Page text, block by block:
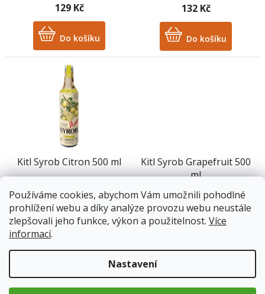
Používáme cookies, abychom Vám umožnili pohodlné
prohlížení webu a díky analýze provozu webu neustále
zlepšovali jeho funkce, výkon a použitelnost. Více
informací.
Nastavení
129 Kč
Do košíku
132 Kč
Do košíku
Kitl Syrob Citron 500 ml
Skladem
132 Kč
Do košíku
Kitl Syrob Grapefruit 500
ml
Skladem
132 Kč
Do košíku